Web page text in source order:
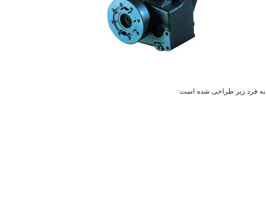
به فرد زیر طراحی شده است: